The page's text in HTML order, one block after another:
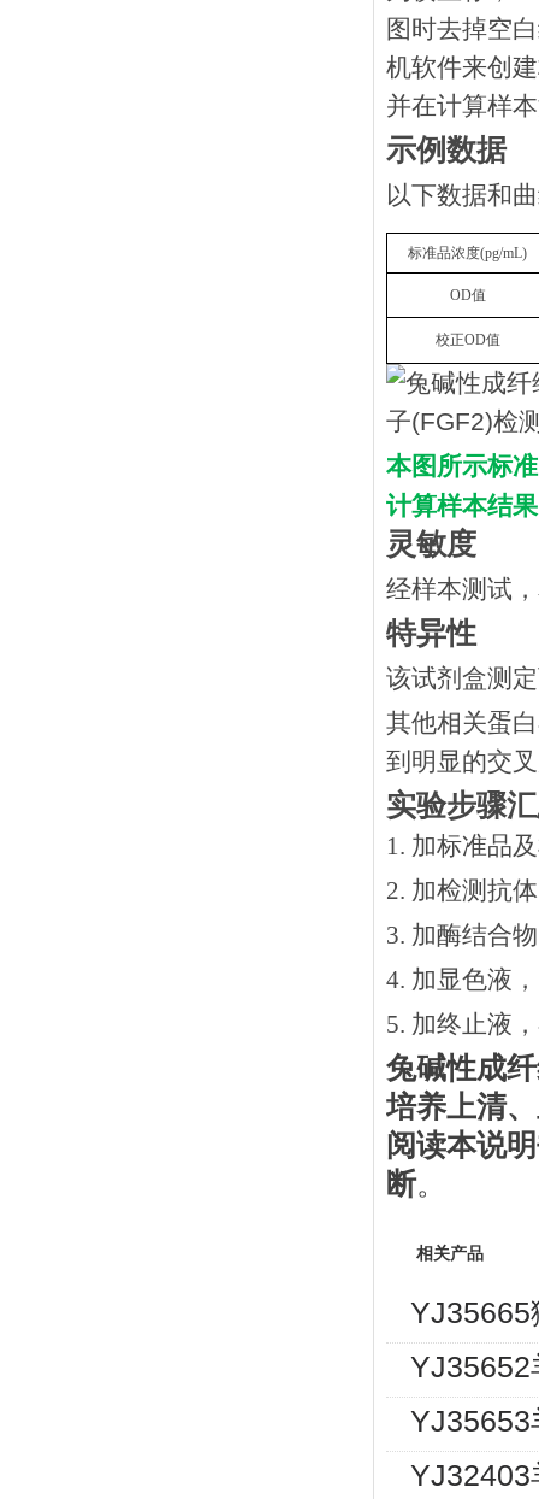
图时去掉空
机软件来创
并在计算样
示例数据
以下数据和
标准品浓度(pg/mL)
OD值
校正OD值
本图所示标
计算样本结果
灵敏度
经样本测试
特异性
该试剂盒测
其他相关蛋
到明显的交
实验步骤
1. 加标准品
2. 加检测抗
3. 加酶结合
4. 加显色液
5. 加终止液
兔碱性成
培养上清
阅读本说
断。
相关产品
YJ35665
YJ35652
YJ35653
YJ32403